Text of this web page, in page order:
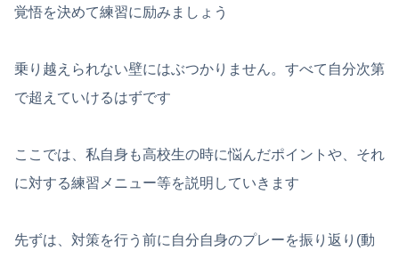
覚悟を決めて練習に励みましょう
乗り越えられない壁にはぶつかりません。すべて自分次第
で超えていけるはずです
ここでは、私自身も高校生の時に悩んだポイントや、それ
に対する練習メニュー等を説明していきます
先ずは、対策を行う前に自分自身のプレーを振り返り(動